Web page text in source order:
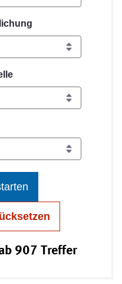
907 Treffer